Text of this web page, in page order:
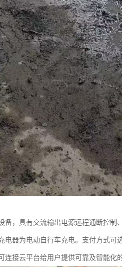
备，具有交流输出电源远程通断控制
电器为电动自行车充电。支付方式可
接云平台给用户提供可靠及智能化